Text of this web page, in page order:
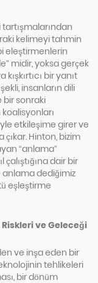
kelimeyi tahmin
eleştirmenlerin
midir, yoksa gerçek
bir yanıt
insanların dili
bir sonraki
etkileşime girer ve
Hinton, bizim
“anlama”
dair bir
anlama dediğimiz
eşleştirme
Riskleri ve Geleceği
ve inşa eden bir
tehlikeleri
bir dönüm